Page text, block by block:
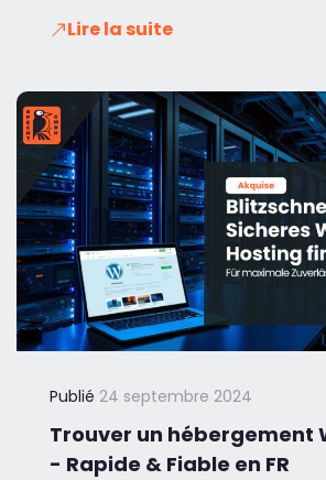
Lire la suite
Publié 24 septembre 2024
Trouver un hébergement
- Rapide & Fiable en FR